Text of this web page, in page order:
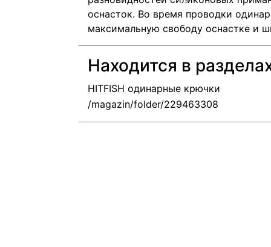
оснасток. Во время проводки
максимальную свободу оснастке и
Находится в
HITFISH одинарные крючки